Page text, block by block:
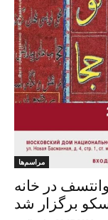
مراسم‌ها
در خانه
برگزار شد